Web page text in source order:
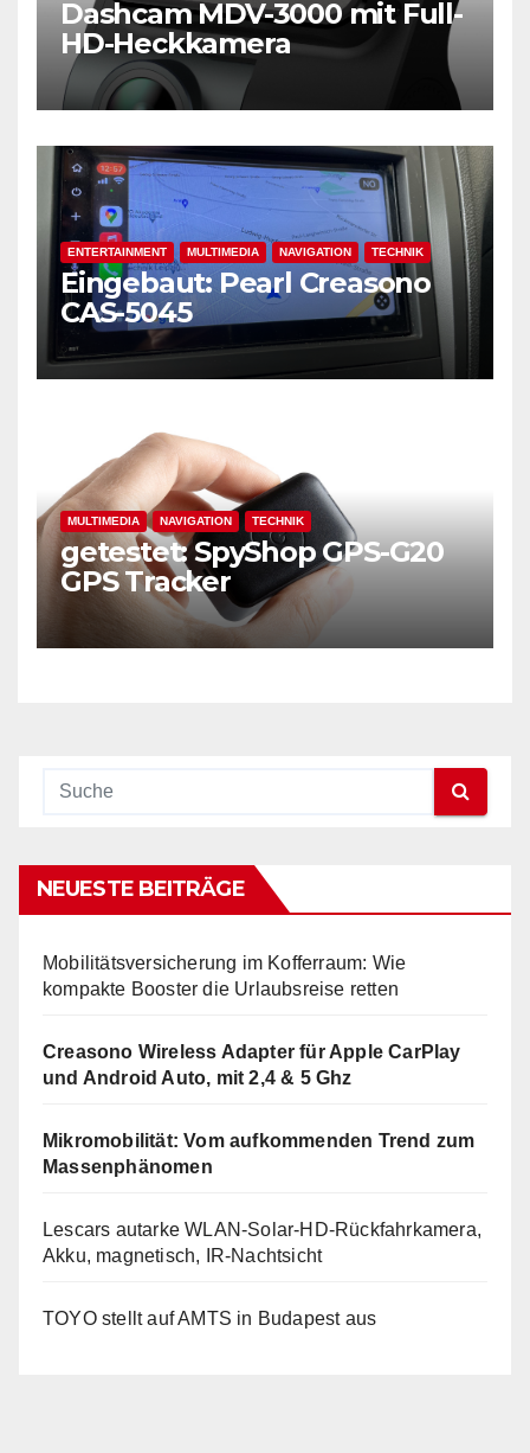
Dashcam MDV-3000 mit Full-
HD-Heckkamera
ENTERTAINMENT MULTIMEDIA NAVIGATION TECHNIK
Eingebaut: Pearl Creasono
CAS-5045
MULTIMEDIA NAVIGATION TECHNIK
getestet: SpyShop GPS-G20
GPS Tracker
NEUESTE BEITRÄGE
Mobilitätsversicherung im Kofferraum: Wie
kompakte Booster die Urlaubsreise retten
Creasono Wireless Adapter für Apple CarPlay
und Android Auto, mit 2,4 & 5 Ghz
Mikromobilität: Vom aufkommenden Trend zum
Massenphänomen
Lescars autarke WLAN-Solar-HD-Rückfahrkamera,
Akku, magnetisch, IR-Nachtsicht
TOYO stellt auf AMTS in Budapest aus